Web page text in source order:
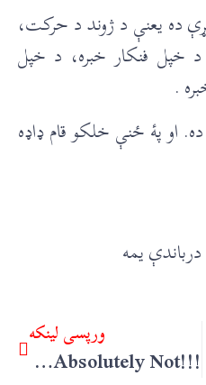
ده يعنې د ژوند د حرکت،
فنکار خبره، د خپل
.
او پۀ ځنې خلکو قام ډاډه
يمه
ورپسې لينکه
!!!Absolutely Not – پښتون